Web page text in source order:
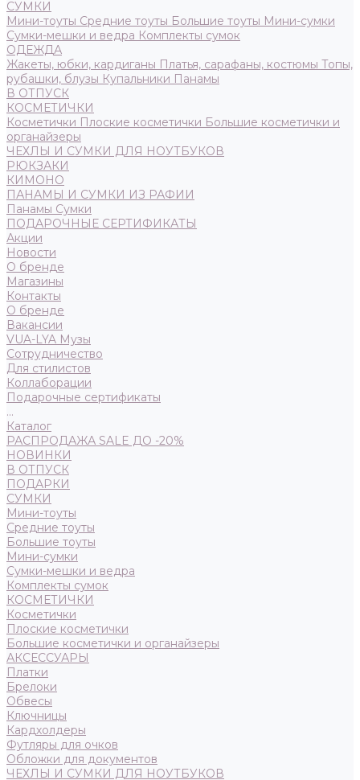
СУМКИ
Мини-тоуты Средние тоуты Большие тоуты Мини-сумки
Сумки-мешки и ведра Комплекты сумок
ОДЕЖДА
Жакеты, юбки, кардиганы Платья, сарафаны, костюмы Топы,
рубашки, блузы Купальники Панамы
В ОТПУСК
КОСМЕТИЧКИ
Косметички Плоские косметички Большие косметички и
органайзеры
ЧЕХЛЫ И СУМКИ ДЛЯ НОУТБУКОВ
РЮКЗАКИ
КИМОНО
ПАНАМЫ И СУМКИ ИЗ РАФИИ
Панамы Сумки
ПОДАРОЧНЫЕ СЕРТИФИКАТЫ
Акции
Новости
О бренде
Магазины
Контакты
О бренде
Вакансии
VUA-LYA Музы
Сотрудничество
Для стилистов
Коллаборации
Подарочные сертификаты
...
Каталог
РАСПРОДАЖА SALE ДО -20%
НОВИНКИ
В ОТПУСК
ПОДАРКИ
СУМКИ
Мини-тоуты
Средние тоуты
Большие тоуты
Мини-сумки
Сумки-мешки и ведра
Комплекты сумок
КОСМЕТИЧКИ
Косметички
Плоские косметички
Большие косметички и органайзеры
АКСЕССУАРЫ
Платки
Брелоки
Обвесы
Ключницы
Кардхолдеры
Футляры для очков
Обложки для документов
ЧЕХЛЫ И СУМКИ ДЛЯ НОУТБУКОВ